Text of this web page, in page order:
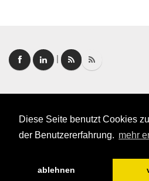
Diese Seite benutzt Cookies
der Benutzererfahrung. mehr
ablehnen
Copyright © 2026. Alle Rechte
Datenschutz
Allgemeine